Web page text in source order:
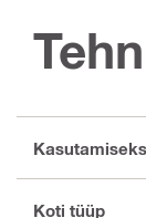
Koti tüüp